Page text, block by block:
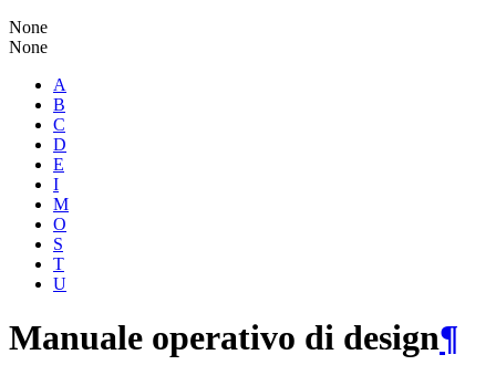
None
None
A
B
C
D
E
I
M
O
S
T
U
Manuale operativo di design¶